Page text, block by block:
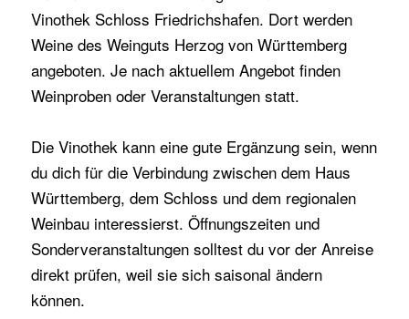
Vinothek Schloss Friedrichshafen. Dort werden
Weine des Weinguts Herzog von Württemberg
angeboten. Je nach aktuellem Angebot finden
Weinproben oder Veranstaltungen statt.
Die Vinothek kann eine gute Ergänzung sein, wenn
du dich für die Verbindung zwischen dem Haus
Württemberg, dem Schloss und dem regionalen
Weinbau interessierst. Öffnungszeiten und
Sonderveranstaltungen solltest du vor der Anreise
direkt prüfen, weil sie sich saisonal ändern
können.